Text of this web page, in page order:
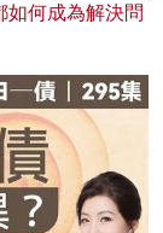
如何成為解決問